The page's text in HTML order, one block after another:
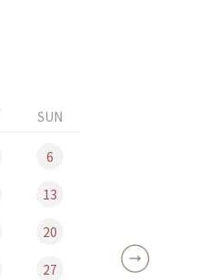
SUN
6
13
20
27